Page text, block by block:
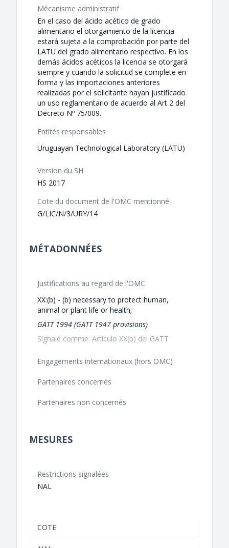
Mécanisme administratif
En el caso del ácido acético de grado
alimentario el otorgamiento de la licencia
estará sujeta a la comprobación por parte del
LATU del grado alimentario respectivo. En los
demás ácidos acéticos la licencia se otorgará
siempre y cuando la solicitud se complete en
forma y las importaciones anteriores
realizadas por el solicitante hayan justificado
un uso reglamentario de acuerdo al Art 2 del
Decreto Nº 75/009.
Entités responsables
Uruguayan Technological Laboratory (LATU)
Version du SH
HS 2017
Cote du document de l'OMC mentionné
G/LIC/N/3/URY/14
MÉTADONNÉES
Justifications au regard de l'OMC
XX:(b) - (b) necessary to protect human,
animal or plant life or health;
GATT 1994 (GATT 1947 provisions)
Signalé comme: Artículo XX(b) del GATT
Engagements internationaux (hors OMC)
Partenaires concernés
Partenaires non concernés
MESURES
Restrictions signalées
NAL
COTE